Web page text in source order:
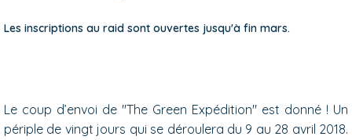
Les inscriptions au raid sont ouvertes jusqu'à fin mars.
Le coup d’envoi de "The Green Expédition" est donné ! Un
périple de vingt jours qui se déroulera du 9 au 28 avril 2018.